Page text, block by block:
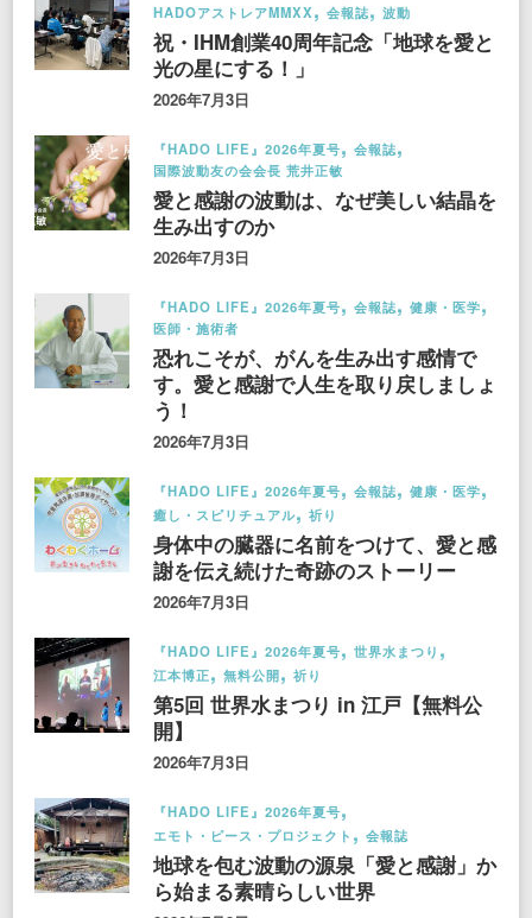
HADOアストレアMMXX
会報誌 波動
祝・IHM創業40周年記念「地球を愛と
光の星にする！」
2026年7月3日
『HADO LIFE』2026年夏号
会報誌
国際波動友の会会長 荒井正敏
愛と感謝の波動は、なぜ美しい結晶を
生み出すのか
2026年7月3日
『HADO LIFE』2026年夏号 会報誌
健康・医学
医師・施術者
恐れこそが、がんを生み出す感情で
す。愛と感謝で人生を取り戻しましょ
う！
2026年7月3日
『HADO LIFE』2026年夏号 会報誌
健康・医学
癒し・スピリチュアル
祈り
身体中の臓器に名前をつけて、愛と感
謝を伝え続けた奇跡のストーリー
2026年7月3日
『HADO LIFE』2026年夏号
世界水まつり
江本博正
無料公開 祈り
第5回 世界水まつり in 江戸【無料公
開】
2026年7月3日
『HADO LIFE』2026年夏号
エモト・ピース・プロジェクト
会報誌
地球を包む波動の源泉「愛と感謝」か
ら始まる素晴らしい世界